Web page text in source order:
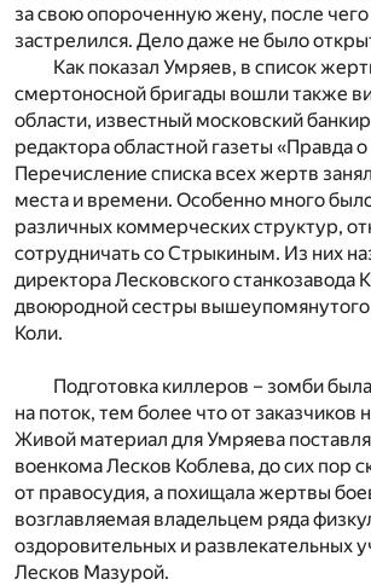
за свою опороченную жену, после
застрелился. Дело даже не было
Как показал Умряев, в список
смертоносной бригады вошли также
области, известный московский
редактора областной газеты «Правда
Перечисление списка всех жертв
места и времени. Особенно много
различных коммерческих структур,
сотрудничать со Стрыкиным. Из них
директора Лесковского станкозавода
двоюродной сестры вышеупомянутого
Коли.
Подготовка киллеров – зомби
на поток, тем более что от заказчиков
Живой материал для Умряева
военкома Лесков Коблева, до сих пор
от правосудия, а похищала жертвы
возглавляемая владельцем ряда
оздоровительных и развлекательных
Лесков Мазурой.